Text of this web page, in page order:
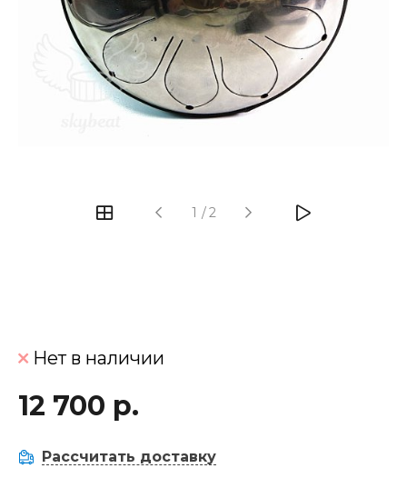
1 /2
Нет в наличии
12 700 р.
Рассчитать доставку